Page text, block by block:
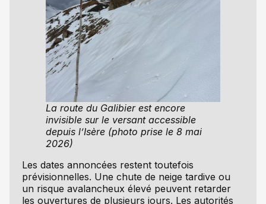
La route du Galibier est encore
invisible sur le versant accessible
depuis l’Isère (photo prise le 8 mai
2026)
Les dates annoncées restent toutefois
prévisionnelles. Une chute de neige tardive ou
un risque avalancheux élevé peuvent retarder
les ouvertures de plusieurs jours. Les autorités